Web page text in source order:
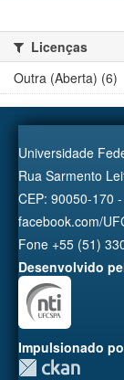
Licenças
Outra (Aberta) (6)
Universidade
Rua Sarmento
CEP: 90050-170
facebook.com/
Fone +55 (51)
Desenvolvido
Impulsionado